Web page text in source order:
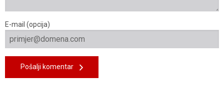
E-mail (opcija)
Pošalji komentar